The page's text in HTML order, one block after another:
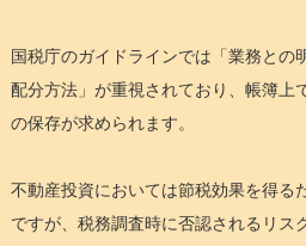
国税庁のガイドラインでは「業務との
配分方法」が重視されており、帳簿上
の保存が求められます。
不動産投資においては節税効果を得る
ですが、税務調査時に否認されるリス